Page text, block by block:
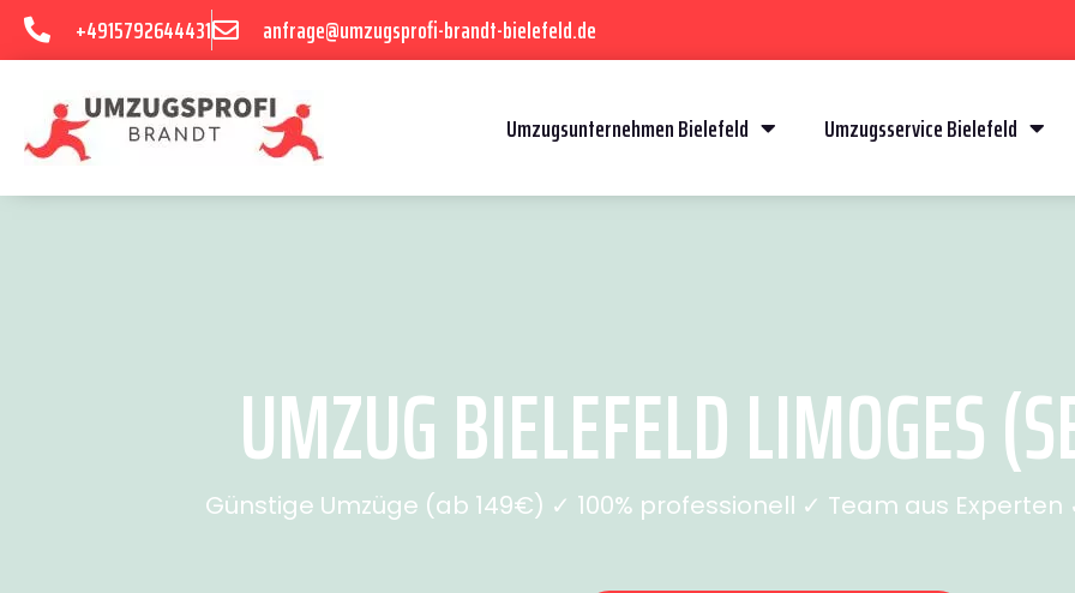
+4915792644431 anfrage@umzugsprofi-brandt-bielefeld.de
Umzugsunternehmen Bielefeld Umzugsservice Bielefeld
UMZUG BIELEFELD LIMOGES
Günstige Umzüge (ab 149€) ✓ 100% professionell ✓ Team aus